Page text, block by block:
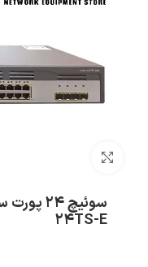
24TS-E